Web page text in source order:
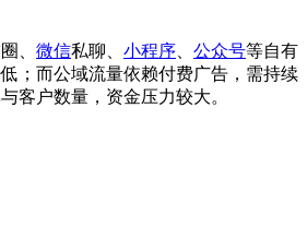
、 微信私聊、 小程序 公众号等自有
；而公域流量依赖付费广告，需持续
客户数量，资金压力较大。